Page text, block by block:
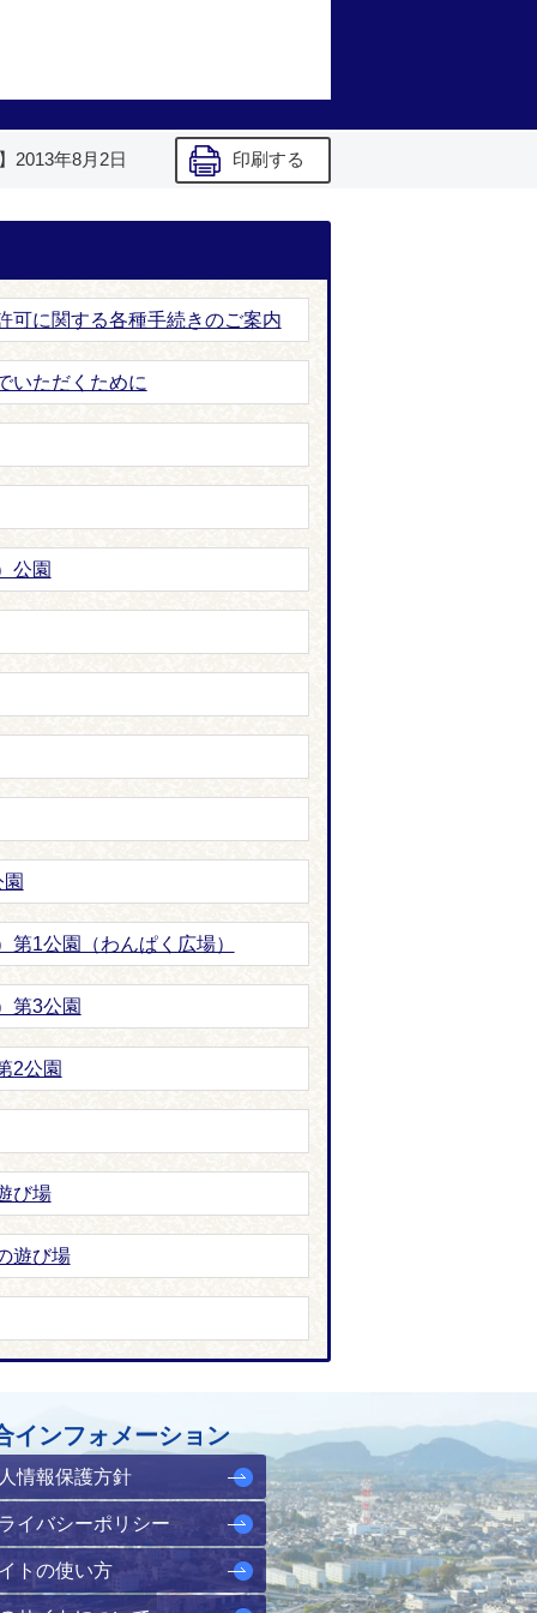
2013年8月2日 印刷する
可に関する各種手続きのご案内
いただくために
公園
1公園（わんぱく広場）
第3公園
2公園
び場
遊び場
インフォメーション
情報保護方針
イバシーポリシー
トの使い方